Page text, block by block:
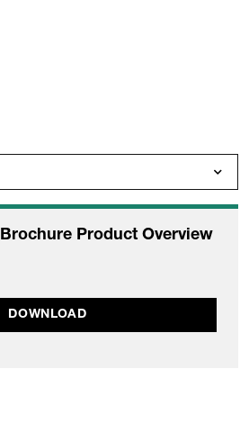
Brochure Product Overview
DOWNLOAD